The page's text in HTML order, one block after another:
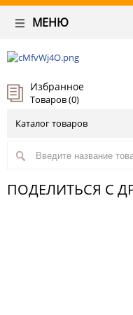
МЕНЮ
Избранное
Товаров (0)
Каталог товаров
ПОДЕЛИТЬСЯ С